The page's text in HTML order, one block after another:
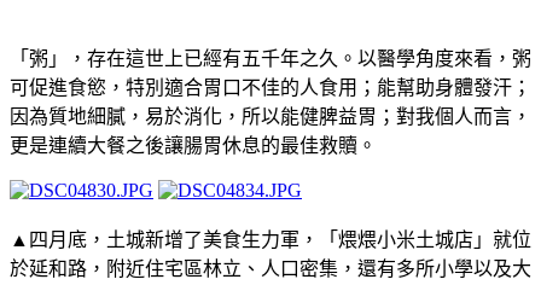
「粥」，存在這世上已經有五千年之久。以醫學角度來看，粥
可促進食慾，特別適合胃口不佳的人食用；能幫助身體發汗；
因為質地細膩，易於消化，所以能健脾益胃；對我個人而言，
更是連續大餐之後讓腸胃休息的最佳救贖。
▲四月底，土城新增了美食生力軍，「煨煨小米土城店」就位
於延和路，附近住宅區林立、人口密集，還有多所小學以及大